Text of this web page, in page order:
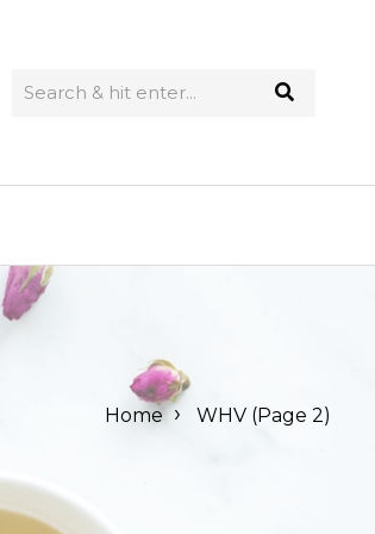
Home › WHV (Page 2)